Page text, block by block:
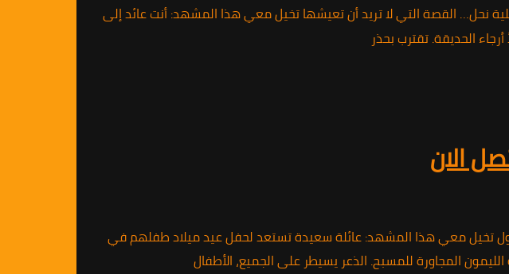
أماناً 📞 01010891953 🏠 عندما يتحول منزلك إلى خلية نحل… القصة التي لا تريد أن تعيشها تخيل معي هذا المشهد: أنت عائد إلى
الحديقة. تقترب بحذر
01010891953 🌟 قصة حقيقية من قلب التجمع الأول تخيل معي هذا المشهد: عائلة سعيدة تستعد لحفل عيد ميلاد طفلهم في
المجاورة للمسبح. الذعر يسيطر على الجميع، الأطفال